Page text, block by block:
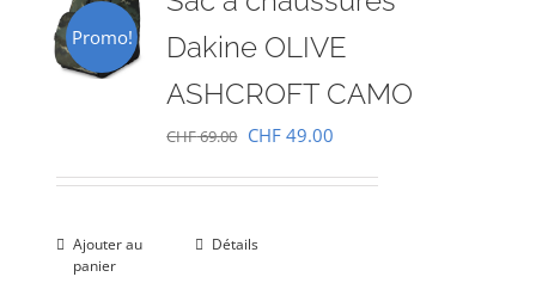
Promo!
Dakine OLIVE
ASHCROFT CAMO
CHF69.00 Le
était :
CHF 49.00
Ajouter au
panier
Détails